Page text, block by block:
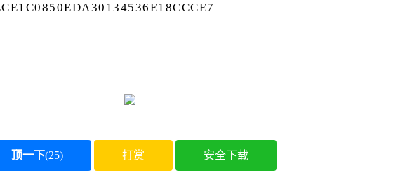
顶一下(25) 打赏 安全下载